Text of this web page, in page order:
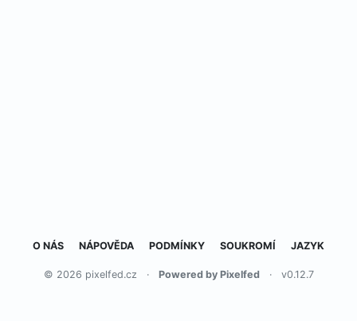
O NÁS NÁPOVĚDA PODMÍNKY SOUKROMÍ JAZYK
© 2026 pixelfed.cz · Powered by Pixelfed · v0.12.7